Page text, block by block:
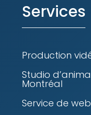
Services
Production
Studio
Montréal
Service de